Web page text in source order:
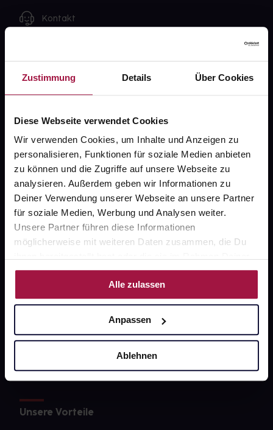
Zustimmung Details Über Cookies
Diese Webseite verwendet Cookies
Wir verwenden Cookies, um Inhalte und Anzeigen zu
personalisieren, Funktionen für soziale Medien anbieten
zu können und die Zugriffe auf unsere Webseite zu
analysieren. Außerdem geben wir Informationen zu
Deiner Verwendung unserer Webseite an unsere Partner
für soziale Medien, Werbung und Analysen weiter.
Unsere Partner führen diese Informationen
möglicherweise mit weiteren Daten zusammen, die Du
Nutzung der Dienste gesammelt haben.
Alle zulassen
Anpassen
Ablehnen
Kontakt
Widerrufsformular
gesund.de
Über uns
Karriere
Barrierefreiheitserklärung
gesund-versorger.de
AGB
Unsere Vorteile